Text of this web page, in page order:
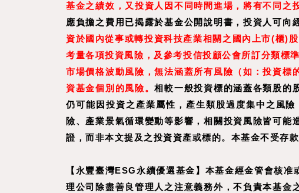
基金之績效，又投資人因不同時間進場，將有不同
應負擔之費用已揭露於基金公開說明書，投資人可向
資於國內從事或轉投資科技產業相關之國內上市(櫃)
考量各項投資風險，及參考投信投顧公會所訂分類標
市場價格波動風險，無法涵蓋所有風險（如：投資
資基金個別的風險。相較一般投資標的涵蓋各類股的
仍可能因投資之產業屬性，產生類股過度集中之風
險、產業景氣循環變動等影響，相關投資風險皆可
證，而非本文提及之投資資產或標的。本基金不受存
【永豐臺灣ESG永續優選基金】本基金經金管會核
理公司除盡善良管理人之注意義務外，不負責本基金